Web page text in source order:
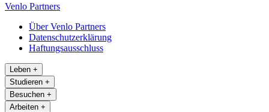
Venlo Partners
Über Venlo Partners
Datenschutzerklärung
Haftungsausschluss
Leben +
Studieren +
Besuchen +
Arbeiten +